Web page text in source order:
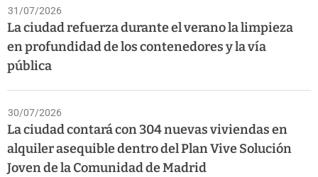
31/07/2026
La ciudad refuerza durante el verano la limpieza
en profundidad de los contenedores y la vía
pública
30/07/2026
La ciudad contará con 304 nuevas viviendas en
alquiler asequible dentro del Plan Vive Solución
Joven de la Comunidad de Madrid